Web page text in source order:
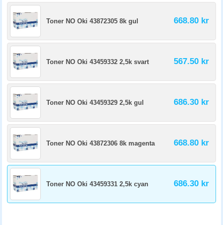
Toner NO Oki 43872305 8k gul 668.80 kr
Toner NO Oki 43459332 2,5k svart 567.50 kr
Toner NO Oki 43459329 2,5k gul 686.30 kr
Toner NO Oki 43872306 8k magenta 668.80 kr
Toner NO Oki 43459331 2,5k cyan 686.30 kr